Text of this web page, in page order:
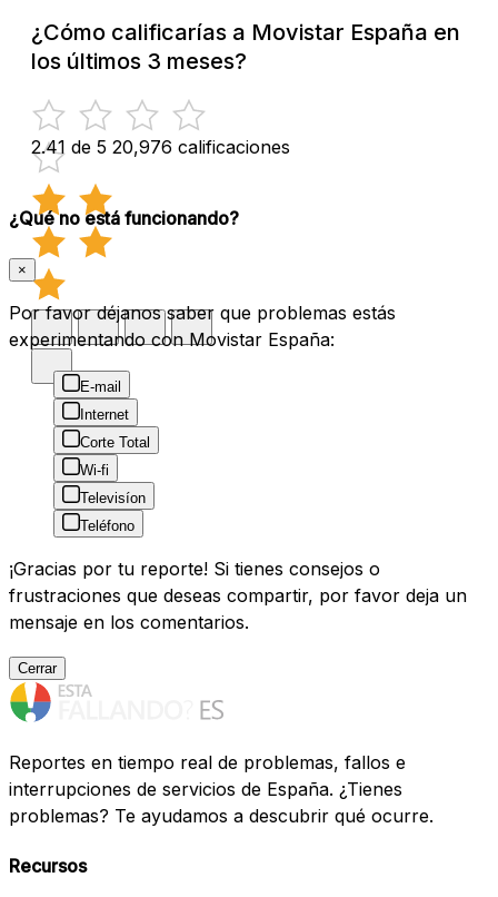
¿Cómo calificarías a Movistar España en
los últimos 3 meses?
2.41 de 5 20,976 calificaciones
¿Qué no está funcionando?
×
Por favor déjanos saber que problemas estás
experimentando con Movistar España:
E-mail
Internet
Corte Total
Wi-fi
Televisíon
Teléfono
¡Gracias por tu reporte! Si tienes consejos o
frustraciones que deseas compartir, por favor deja un
mensaje en los comentarios.
Cerrar
Reportes en tiempo real de problemas, fallos e
interrupciones de servicios de España. ¿Tienes
problemas? Te ayudamos a descubrir qué ocurre.
Recursos